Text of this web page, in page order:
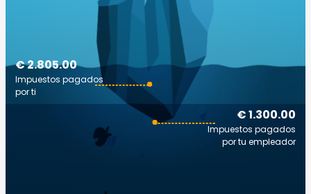
€ 1.300.00
Impuestos pagados
por tu empleador
€ 2.805.00
Impuestos pagados
por ti